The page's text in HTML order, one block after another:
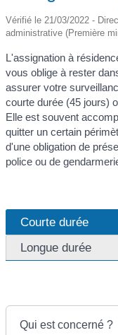
Vérifié le 21/03/2022 -
administrative (Première
L'assignation à
vous oblige à rester
assurer votre
courte durée (45 jours)
Elle est souvent
quitter un certain
d'une obligation de
police ou de
Courte durée
Longue durée
Qui est concerné ?